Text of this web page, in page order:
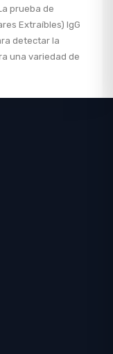
prueba de
Extraíbles) IgG
detectar la
una variedad de